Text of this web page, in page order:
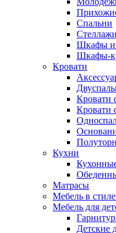
Спальни
Шкафы и
Шкафы-
Кровати
Кровати
Кровати
Кухни
Матрасы
Мебель в
Мебель для
Детские